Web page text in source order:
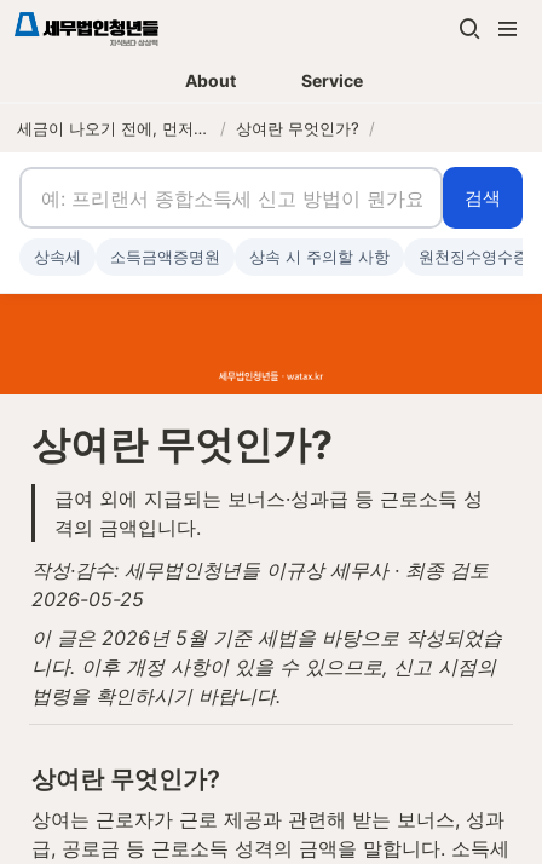
About Service
세금이 나오기 전에, 먼저 연락하는 세무법인 / 상여란 무엇인가? /
상여란 무엇인가?
급여 외에 지급되는 보너스·성과급 등 근로소득 성
격의 금액입니다.
작성·감수: 세무법인청년들 이규상 세무사 · 최종 검토
2026-05-25
이 글은 2026년 5월 기준 세법을 바탕으로 작성되었습
니다. 이후 개정 사항이 있을 수 있으므로, 신고 시점의
법령을 확인하시기 바랍니다.
상여란 무엇인가?
상여는 근로자가 근로 제공과 관련해 받는 보너스, 성과
급, 공로금 등 근로소득 성격의 금액을 말합니다. 소득세
검색
상속세 소득금액증명원 상속 시 주의할 사항 원천징수영수증